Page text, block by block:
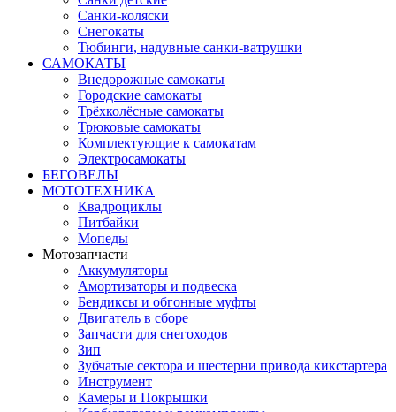
Санки-коляски
Снегокаты
Тюбинги, надувные санки-ватрушки
САМОКАТЫ
Внедорожные самокаты
Городские самокаты
Трёхколёсные самокаты
Трюковые самокаты
Комплектующие к самокатам
Электросамокаты
БЕГОВЕЛЫ
МОТОТЕХНИКА
Квадроциклы
Питбайки
Мопеды
Мотозапчасти
Аккумуляторы
Амортизаторы и подвеска
Бендиксы и обгонные муфты
Двигатель в сборе
Запчасти для снегоходов
Зип
Зубчатые сектора и шестерни привода кикстартера
Инструмент
Камеры и Покрышки